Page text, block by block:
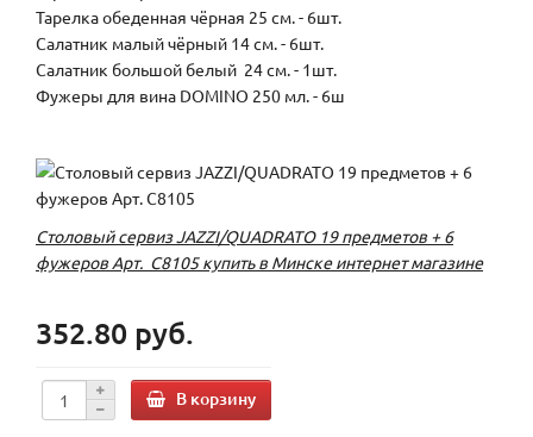
Тарелка обеденная чёрная 25 см. - 6шт.
Салатник малый чёрный 14 см. - 6шт.
Салатник большой белый 24 см. - 1шт.
Фужеры для вина DOMINO 250 мл. - 6ш
Столовый сервиз JAZZI/QUADRATO 19 предметов + 6
фужеров Арт. C8105 купить в Минске интернет магазине
352.80 руб.
В корзину